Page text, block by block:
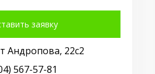
заявку
Андропова, 22с2
567-57-81